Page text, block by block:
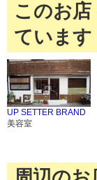
このお
ています
UP SETTER BRAND
美容室